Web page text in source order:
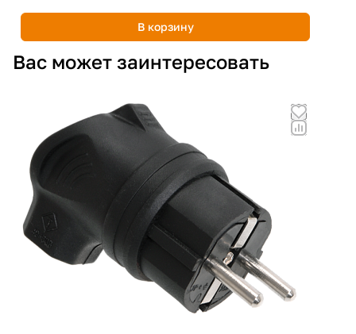
В корзину
Вас может заинтересовать